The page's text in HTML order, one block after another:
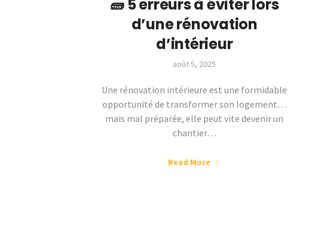
🧱 5 erreurs à éviter lors
d’une rénovation
d’intérieur
août 5, 2025
Une rénovation intérieure est une formidable
opportunité de transformer son logement…
mais mal préparée, elle peut vite devenir un
chantier…
Read More